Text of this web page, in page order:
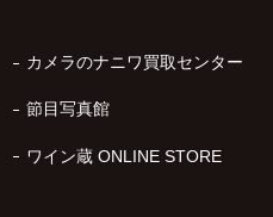
カメラのナニワ買取センター
節目写真館
ワイン蔵 ONLINE STORE